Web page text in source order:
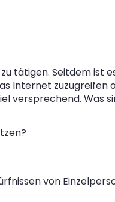
tätigen. Seitdem ist
Internet zuzugreifen
versprechend. Was
von